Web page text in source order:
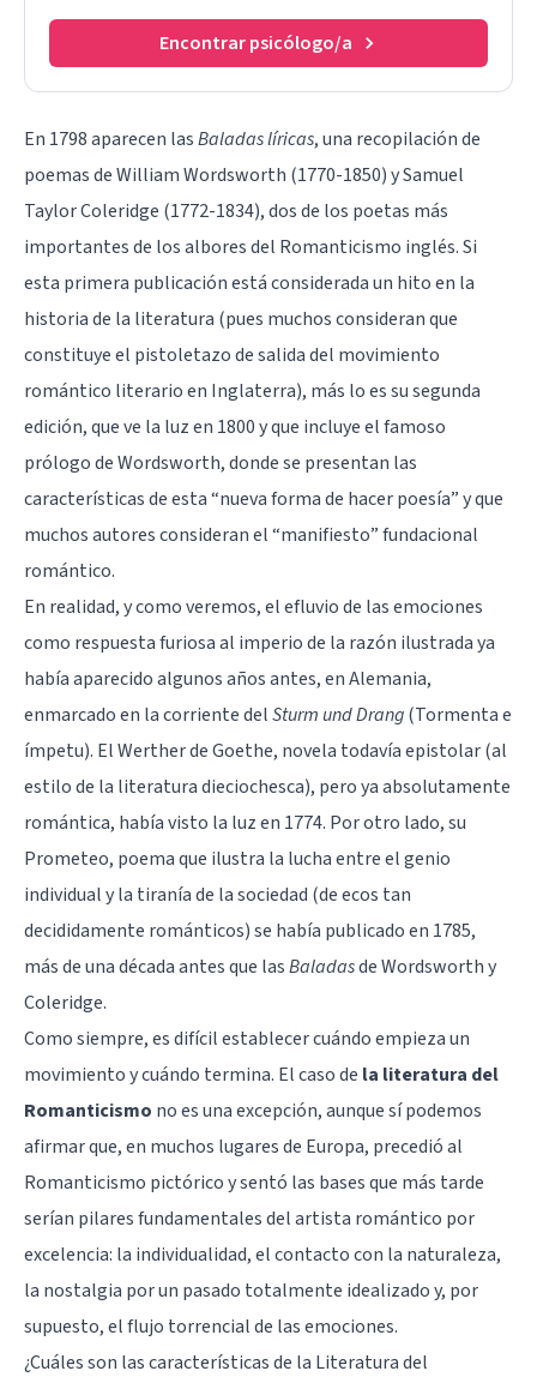
Encontrar psicólogo/a
En 1798 aparecen lasBaladas líricas, una recopilación de
poemas de William Wordsworth (1770-1850) y Samuel
Taylor Coleridge (1772-1834), dos de los poetas más
importantes de los albores del Romanticismo inglés. Si
esta primera publicación está considerada un hito en la
historia de la literatura (pues muchos consideran que
constituye el pistoletazo de salida del movimiento
romántico literario en Inglaterra), más lo es su segunda
edición, que ve la luz en 1800 y que incluye el famoso
prólogo de Wordsworth, donde se presentan las
características de esta “nueva forma de hacer poesía” y que
muchos autores consideran el “manifiesto” fundacional
romántico.
En realidad, y como veremos, el efluvio de las emociones
como respuesta furiosa al imperio de la razón ilustrada ya
había aparecido algunos años antes, en Alemania,
enmarcado en la corriente delSturm und Drang(Tormenta e
ímpetu). El Werther de Goethe, novela todavía epistolar (al
estilo de la literatura dieciochesca), pero ya absolutamente
romántica, había visto la luz en 1774. Por otro lado, su
Prometeo, poema que ilustra la lucha entre el genio
individual y la tiranía de la sociedad (de ecos tan
decididamente románticos) se había publicado en 1785,
más de una década antes que lasBaladasde Wordsworth y
Coleridge.
Como siempre, es difícil establecer cuándo empieza un
movimiento y cuándo termina. El caso de la literatura del
Romanticismo no es una excepción, aunque sí podemos
afirmar que, en muchos lugares de Europa, precedió al
Romanticismo pictórico y sentó las bases que más tarde
serían pilares fundamentales del artista romántico por
excelencia: la individualidad, el contacto con la naturaleza,
la nostalgia por un pasado totalmente idealizado y, por
supuesto, el flujo torrencial de las emociones.
¿Cuáles son las características de la Literatura del